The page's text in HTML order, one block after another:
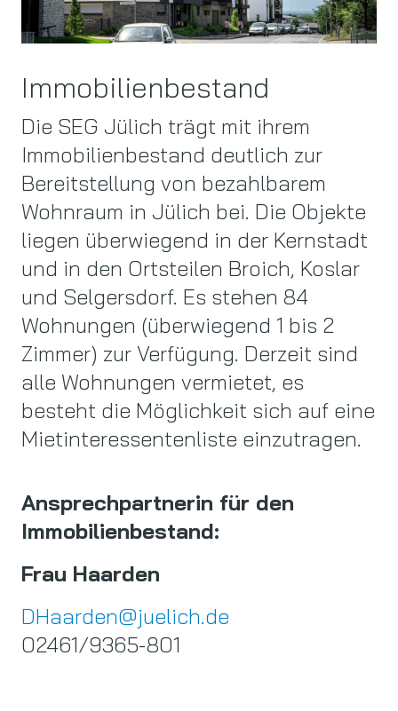
Immobilienbestand
Die SEG Jülich trägt mit ihrem
Immobilienbestand deutlich zur
Bereitstellung von bezahlbarem
Wohnraum in Jülich bei. Die Objekte
liegen überwiegend in der Kernstadt
und in den Ortsteilen Broich, Koslar
und Selgersdorf. Es stehen 84
Wohnungen (überwiegend 1 bis 2
Zimmer) zur Verfügung. Derzeit sind
alle Wohnungen vermietet, es
besteht die Möglichkeit sich auf eine
Mietinteressentenliste einzutragen.
Ansprechpartnerin für den
Immobilienbestand:
Frau Haarden
DHaarden@juelich.de
02461/9365-801